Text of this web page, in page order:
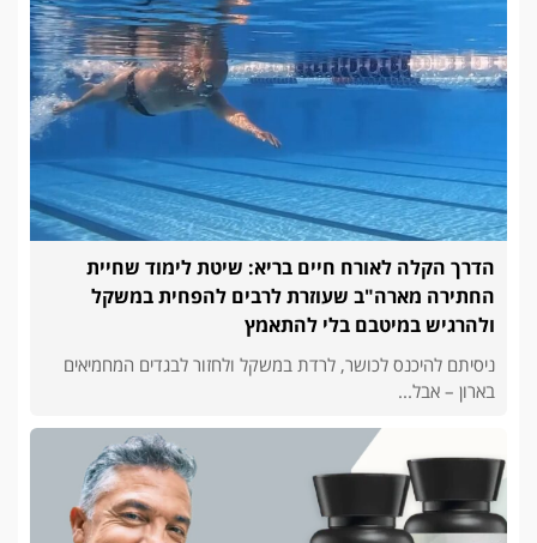
הדרך הקלה לאורח חיים בריא: שיטת לימוד שחיית
החתירה מארה"ב שעוזרת לרבים להפחית במשקל
ולהרגיש במיטבם בלי להתאמץ
ניסיתם להיכנס לכושר, לרדת במשקל ולחזור לבגדים המחמיאים
בארון – אבל...